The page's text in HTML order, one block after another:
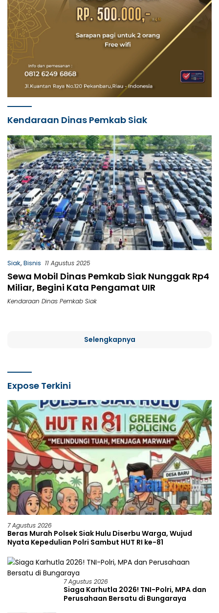
Kendaraan Dinas Pemkab Siak
Siak, Bisnis 11 Agustus 2025
Sewa Mobil Dinas Pemkab Siak Nunggak Rp4
Miliar, Begini Kata Pengamat UIR
Kendaraan Dinas Pemkab Siak
Selengkapnya
Expose Terkini
7 Agustus 2026
Beras Murah Polsek Siak Hulu Diserbu Warga, Wujud
Nyata Kepedulian Polri Sambut HUT RI ke-81
7 Agustus 2026
Siaga Karhutla 2026! TNI-Polri, MPA dan
Perusahaan Bersatu di Bungaraya